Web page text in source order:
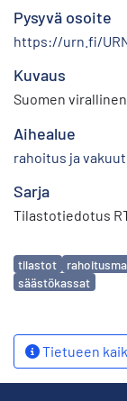
Pysyvä osoite
https://urn.fi/
Kuvaus
Suomen
Aihealue
rahoitus ja
Sarja
Tilastotiedotus
Avainsanat
tilastot
säästökassat
Tietueen